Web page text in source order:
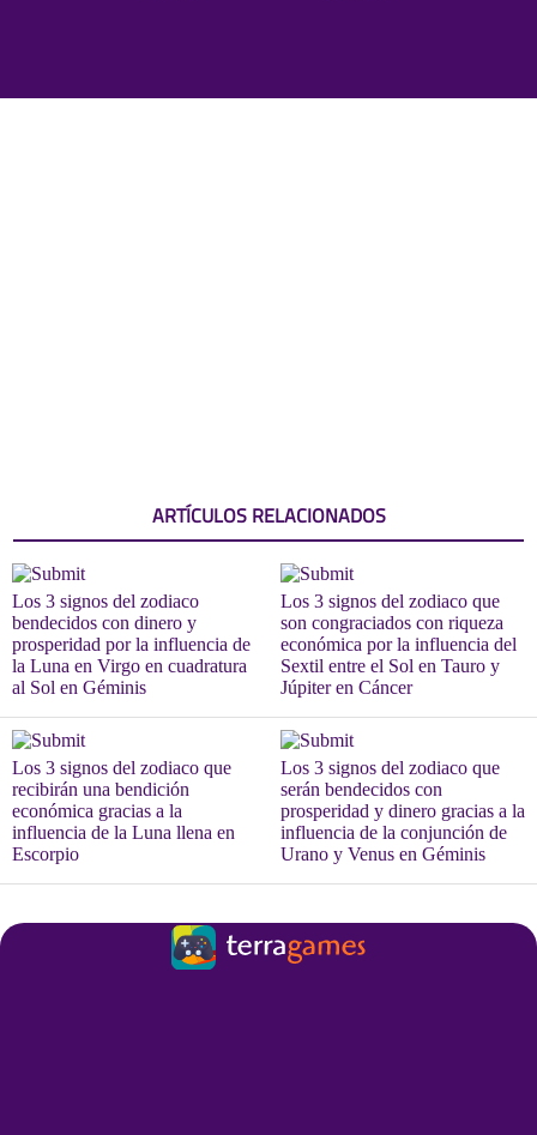
ARTÍCULOS RELACIONADOS
Los 3 signos del zodiaco
bendecidos con dinero y
prosperidad por la influencia de
la Luna en Virgo en cuadratura
al Sol en Géminis
Los 3 signos del zodiaco que
son congraciados con riqueza
económica por la influencia del
Sextil entre el Sol en Tauro y
Júpiter en Cáncer
Los 3 signos del zodiaco que
recibirán una bendición
económica gracias a la
influencia de la Luna llena en
Escorpio
Los 3 signos del zodiaco que
serán bendecidos con
prosperidad y dinero gracias a la
influencia de la conjunción de
Urano y Venus en Géminis